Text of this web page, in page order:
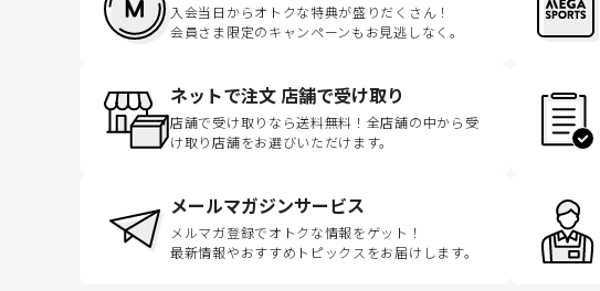
入会当日からオトクな特典が盛りだくさん！
会員さま限定のキャンペーンもお見逃しなく。
ネットで注文 店舗で受け取り
店舗で受け取りなら送料無料！全店舗の中から受
け取り店舗をお選びいただけます。
メールマガジンサービス
メルマガ登録でオトクな情報をゲット！
最新情報やおすすめトピックスをお届けします。